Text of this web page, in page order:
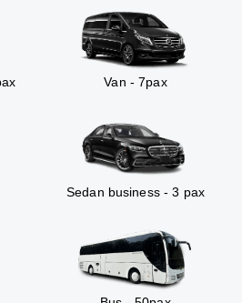
Van - 7pax
Sedan business - 3 pax